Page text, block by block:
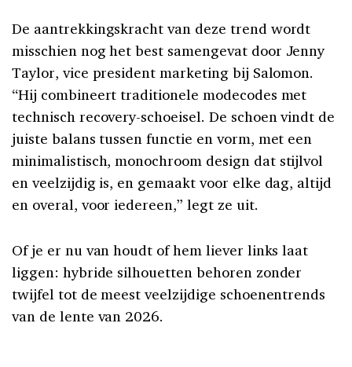
De aantrekkingskracht van deze trend wordt
misschien nog het best samengevat door Jenny
Taylor, vice president marketing bij Salomon.
“Hij combineert traditionele modecodes met
technisch recovery-schoeisel. De schoen vindt de
juiste balans tussen functie en vorm, met een
minimalistisch, monochroom design dat stijlvol
en veelzijdig is, en gemaakt voor elke dag, altijd
en overal, voor iedereen,” legt ze uit.
Of je er nu van houdt of hem liever links laat
liggen: hybride silhouetten behoren zonder
twijfel tot de meest veelzijdige schoenentrends
van de lente van 2026.